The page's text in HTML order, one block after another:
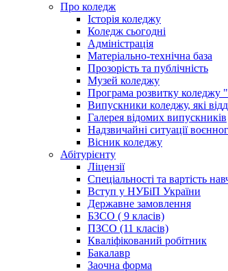
Про коледж
Історія коледжу
Коледж сьогодні
Адміністрація
Матеріально-технічна база
Прозорість та публічність
Музей коледжу
Програма розвитку коледжу
Випускники коледжу, які
Галерея відомих випускників
Надзвичайні ситуації
Вісник коледжу
Абітурієнту
Ліцензії
Спеціальності та вартість
Вступ у НУБіП України
Державне замовлення
БЗСО ( 9 класів)
ПЗСО (11 класів)
Кваліфікований робітник
Бакалавр
Заочна форма